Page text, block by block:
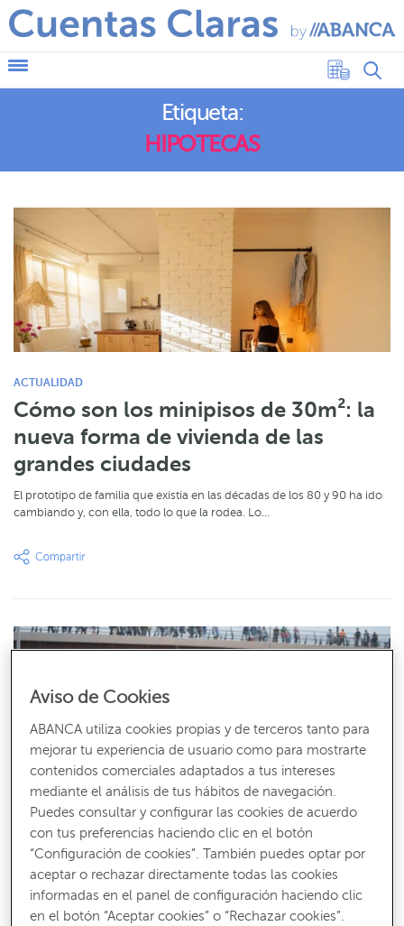
Etiqueta:
HIPOTECAS
ACTUALIDAD
Cómo son los minipisos de 30m²: la
nueva forma de vivienda de las
grandes ciudades
El prototipo de familia que existía en las décadas de los 80 y 90 ha ido
cambiando y, con ella, todo lo que la rodea. Lo…
Ayudas para los afectados por la
DANA: cuáles son y cómo solicitarlas
El martes 5 de noviembre, el Gobierno habilitó las ayudas para los
afectados por la DANA a través del Real Decreto-ley 6…
Aviso de Cookies
ABANCA utiliza cookies propias y de terceros tanto para
mejorar tu experiencia de usuario como para mostrarte
contenidos comerciales adaptados a tus intereses
mediante el análisis de tus hábitos de navegación.
Puedes consultar y configurar las cookies de acuerdo
con tus preferencias haciendo clic en el botón
“Configuración de cookies”. También puedes optar por
aceptar o rechazar directamente todas las cookies
informadas en el panel de configuración haciendo clic
en el botón “Aceptar cookies” o “Rechazar cookies”.